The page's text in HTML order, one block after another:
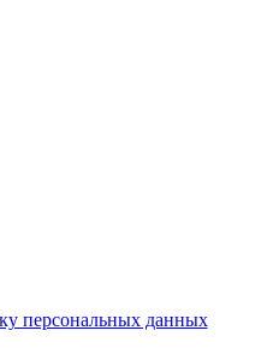
персональных данных